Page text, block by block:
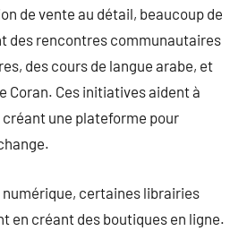
de vente au détail, beaucoup de
des rencontres communautaires
des cours de langue arabe, et
Coran. Ces initiatives aident à
une plateforme pour
numérique, certaines librairies
en créant des boutiques en ligne.